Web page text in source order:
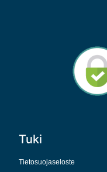
Tuki
Tietosuojaseloste